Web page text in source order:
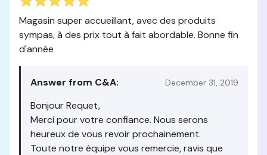
Magasin super accueillant, avec des produits
sympas, à des prix tout à fait abordable. Bonne fin
d'année
Answer from C&A: December 31, 2019
Bonjour Requet,
Merci pour votre confiance. Nous serons
heureux de vous revoir prochainement.
Toute notre équipe vous remercie, ravis que